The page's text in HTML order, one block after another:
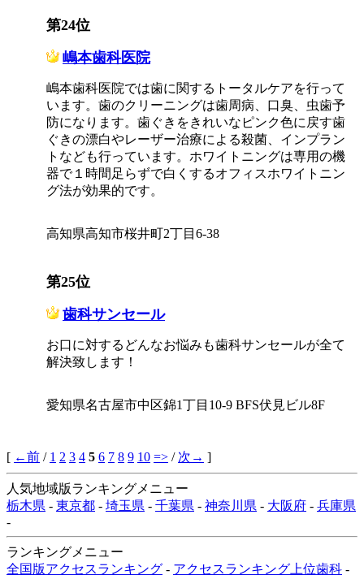
第24位
嶋本歯科医院
嶋本歯科医院では歯に関するトータルケアを行って
います。歯のクリーニングは歯周病、口臭、虫歯予
防になります。歯ぐきをきれいなピンク色に戻す歯
ぐきの漂白やレーザー治療による殺菌、インプラン
トなども行っています。ホワイトニングは専用の機
器で１時間足らずで白くするオフィスホワイトニン
グ法が効果的です。
高知県高知市桜井町2丁目6-38
第25位
歯科サンセール
お口に対するどんなお悩みも歯科サンセールが全て
解決致します！
愛知県名古屋市中区錦1丁目10-9 BFS伏見ビル8F
[ ←前 / 1 2 3 4 5 6 7 8 9 10 => / 次→ ]
人気地域版ランキングメニュー
栃木県 - 東京都 - 埼玉県 - 千葉県 - 神奈川県 - 大阪府 - 兵庫県
-
ランキングメニュー
全国版アクセスランキング - アクセスランキング上位歯科 -